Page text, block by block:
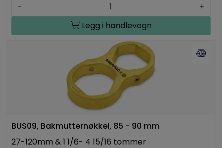
-
+
Legg i handlevogn
BUS09, Bakmutternøkkel, 85 - 90 mm
27-120mm & 1 1/6- 4 15/16 tommer